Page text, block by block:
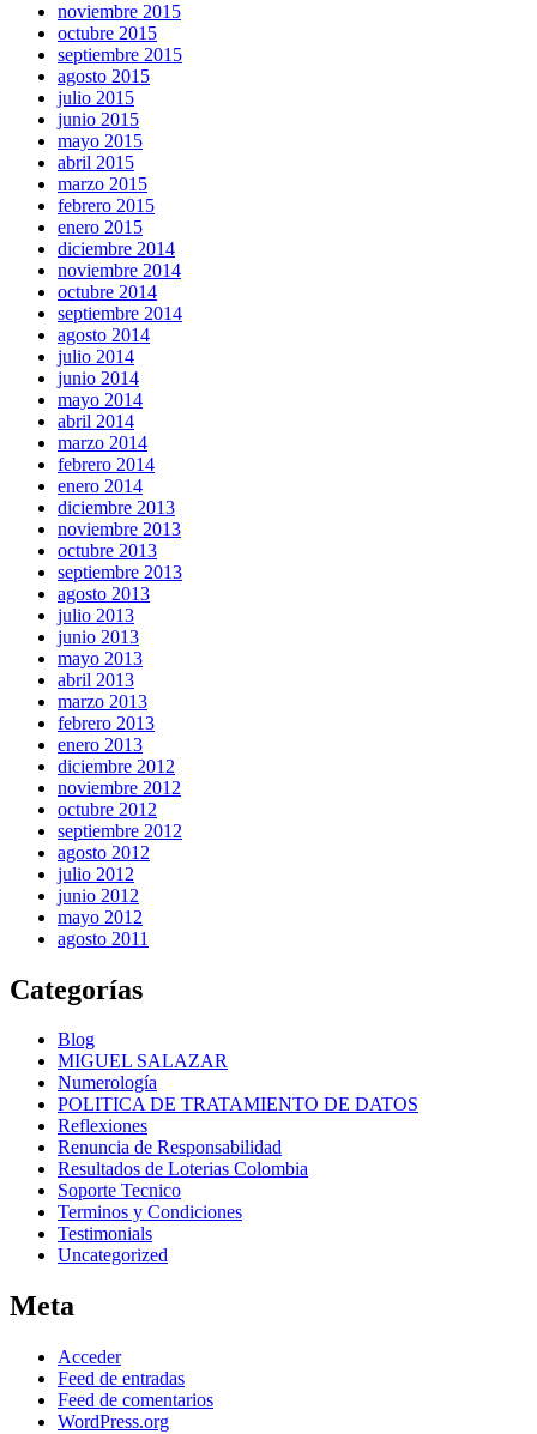
noviembre 2015
octubre 2015
septiembre 2015
agosto 2015
julio 2015
junio 2015
mayo 2015
abril 2015
marzo 2015
febrero 2015
enero 2015
diciembre 2014
noviembre 2014
octubre 2014
septiembre 2014
agosto 2014
julio 2014
junio 2014
mayo 2014
abril 2014
marzo 2014
febrero 2014
enero 2014
diciembre 2013
noviembre 2013
octubre 2013
septiembre 2013
agosto 2013
julio 2013
junio 2013
mayo 2013
abril 2013
marzo 2013
febrero 2013
enero 2013
diciembre 2012
noviembre 2012
octubre 2012
septiembre 2012
agosto 2012
julio 2012
junio 2012
mayo 2012
agosto 2011
Categorías
Blog
MIGUEL SALAZAR
Numerología
POLITICA DE TRATAMIENTO DE DATOS
Reflexiones
Renuncia de Responsabilidad
Resultados de Loterias Colombia
Soporte Tecnico
Terminos y Condiciones
Testimonials
Uncategorized
Meta
Acceder
Feed de entradas
Feed de comentarios
WordPress.org